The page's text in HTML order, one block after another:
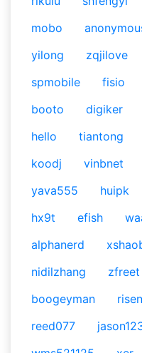
mobo
yilong
zqjilove
spmobile
fisio
booto
digiker
hello
tiantong
koodj
vinbnet
yava555
huipk
hx9t
efish
alphanerd
nidilzhang
zfreet
boogeyman
reed077